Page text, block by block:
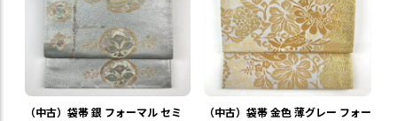
（中古）袋帯 銀 フォーマル セミ
（中古）袋帯 金色 薄グレー フォー